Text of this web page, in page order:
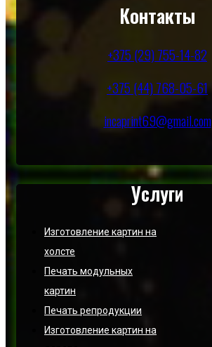
Контакты
+375 (29) 755-14-82
+375 (44) 768-05-61
incaprint69@gmail.com
Услуги
Изготовление картин на
холсте
Печать модульных
картин
Печать репродукции
Изготовление картин на